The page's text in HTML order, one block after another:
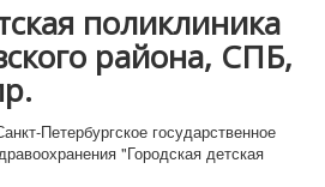
учреждениях
поликлиника
района, СПБ,
Петербургское государственное
"Городская детская